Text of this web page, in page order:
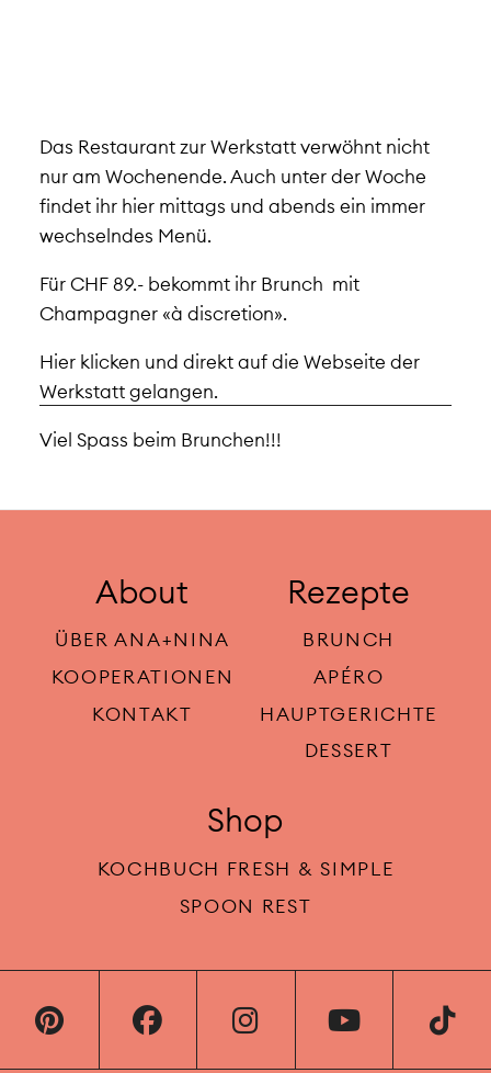
Das Restaurant zur Werkstatt verwöhnt nicht
nur am Wochenende. Auch unter der Woche
findet ihr hier mittags und abends ein immer
wechselndes Menü.
Für CHF 89.- bekommt ihr Brunch mit
Champagner «à discretion».
Hier klicken und direkt auf die Webseite der
Werkstatt gelangen.
Viel Spass beim Brunchen!!!
About
ÜBER ANA+NINA
KOOPERATIONEN
KONTAKT
Rezepte
BRUNCH
APÉRO
HAUPTGERICHTE
DESSERT
Shop
KOCHBUCH FRESH & SIMPLE
SPOON REST